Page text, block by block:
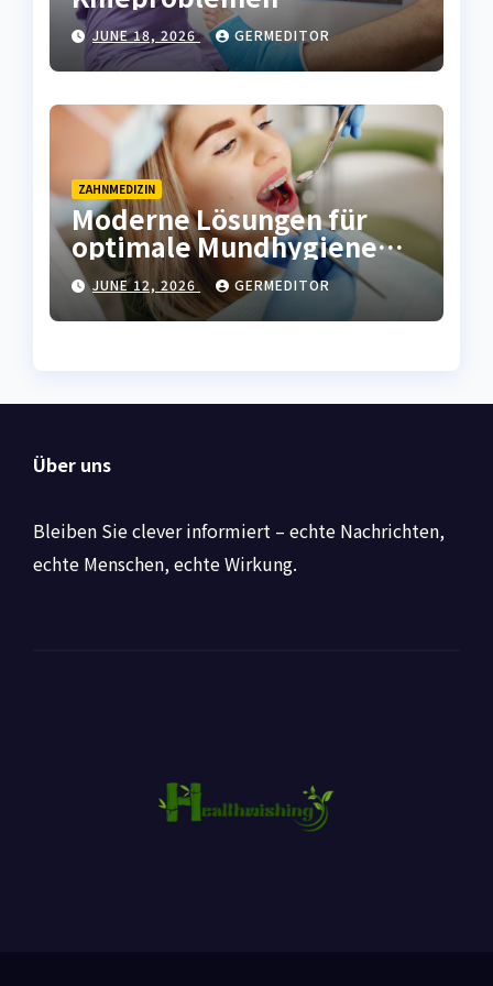
langfristige Lösungen
bietet
JUNE 18, 2026 GERMEDITOR
ZAHNMEDIZIN
Moderne Lösungen für
optimale Mundhygiene
und frischen Atem
JUNE 12, 2026 GERMEDITOR
Über uns
Bleiben Sie clever informiert – echte Nachrichten,
echte Menschen, echte Wirkung.